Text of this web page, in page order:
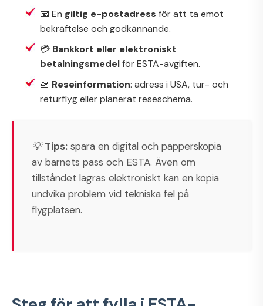
📧 En giltig e-postadress för att ta emot
bekräftelse och godkännande.
💳 Bankkort eller elektroniskt
betalningsmedelför ESTA-avgiften.
🛫 Reseinformation: adress i USA, tur- och
returflyg eller planerat reseschema.
💡Tips: spara en digital och papperskopia
av barnets pass och ESTA. Även om
tillståndet lagras elektroniskt kan en kopia
undvika problem vid tekniska fel på
flygplatsen.